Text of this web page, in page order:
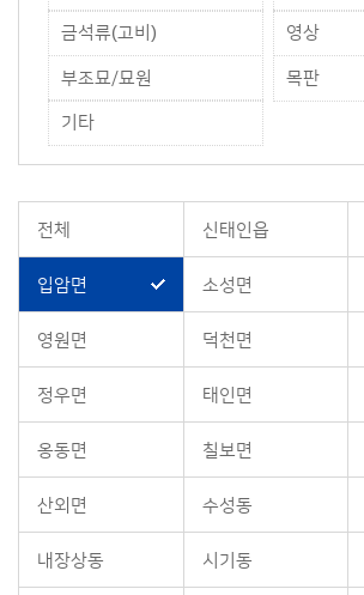
금석류(고비) 영상
부조묘/묘원 목판
기타
전체 신태인읍
입암면 소성면
영원면 덕천면
정우면 태인면
옹동면 칠보면
산외면 수성동
내장상동 시기동